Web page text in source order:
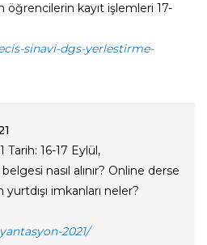
kayıt işlemleri 17-
sinavi-dgs-yerlestirme-
16-17 Eylül,
nasıl alınır? Online derse
imkanları neler?
2021/